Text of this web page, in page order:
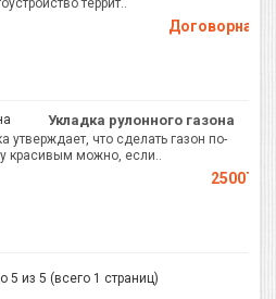
террит..
Договорная
Укладка рулонного газона
утверждает, что сделать газон по-
красивым можно, если..
2500Т.
5 из 5 (всего 1 страниц)